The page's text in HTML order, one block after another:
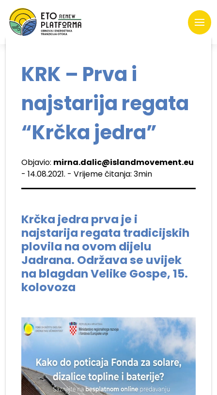
KRK – Prva i
najstarija regata
“Krčka jedra”
Objavio: mirna.dalic@islandmovement.eu
- 14.08.2021. - Vrijeme čitanja: 3min
Krčka jedra prva je i
najstarija regata tradicijskih
plovila na ovom dijelu
Jadrana. Održava se uvijek
na blagdan Velike Gospe, 15.
kolovoza